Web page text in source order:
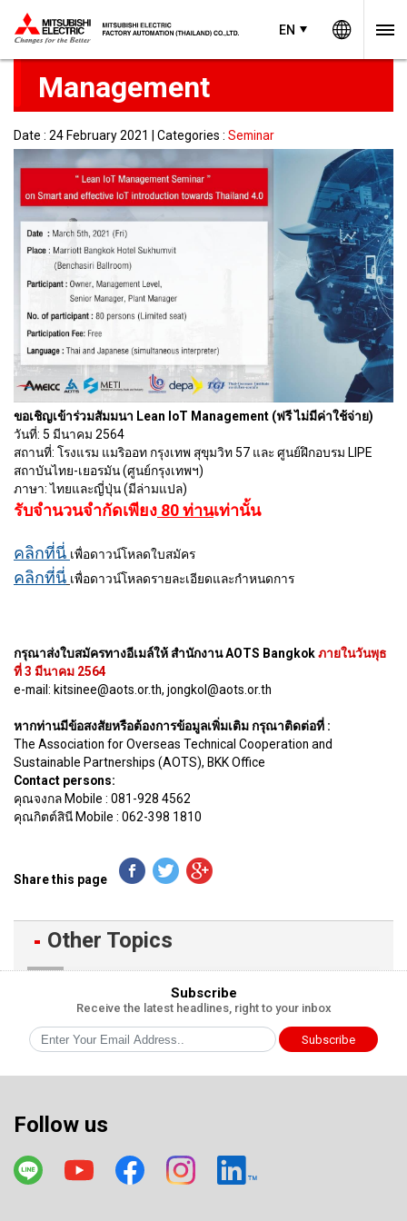
Thailand EN
EN
Free seminar: Lean IoT
Management
Date : 24 February 2021 | Categories : Seminar
ขอเชิญเข้าร่วมสัมมนา Lean IoT Management (ฟรี ไม่มีค่าใช้จ่าย)
วันที่: 5 มีนาคม 2564
สถานที่: โรงแรม แมริออท กรุงเทพ สุขุมวิท 57 และ ศูนย์ฝึกอบรม LIPE
สถาบันไทย-เยอรมัน (ศูนย์กรุงเทพฯ)
ภาษา: ไทยและญี่ปุ่น (มีล่ามแปล)
รับจำนวนจำกัดเพียง 80 ท่านเท่านั้น
คลิกที่นี่ เพื่อดาวน์โหลดใบสมัคร
คลิกที่นี่ เพื่อดาวน์โหลดรายละเอียดและกำหนดการ
กรุณาส่งใบสมัครทางอีเมล์ให้ สำนักงาน AOTS Bangkokภายในวันพุธ
ที่ 3 มีนาคม 2564
e-mail: kitsinee@aots.or.th, jongkol@aots.or.th
หากท่านมีข้อสงสัยหรือต้องการข้อมูลเพิ่มเติม กรุณาติดต่อที่ :
The Association for Overseas Technical Cooperation and
Sustainable Partnerships (AOTS), BKK Office
Contact persons:
คุณจงกล Mobile : 081-928 4562
คุณกิตต์สินี Mobile : 062-398 1810
Share this page
Other Topics
Subscribe
Receive the latest headlines, right to your inbox
Subscribe
Follow us